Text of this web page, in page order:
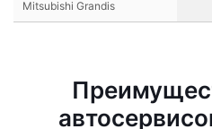
Mitsubishi Grandis